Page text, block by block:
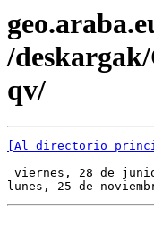
/
qv/
[Al directorio
viernes, 28 de
lunes, 25 de